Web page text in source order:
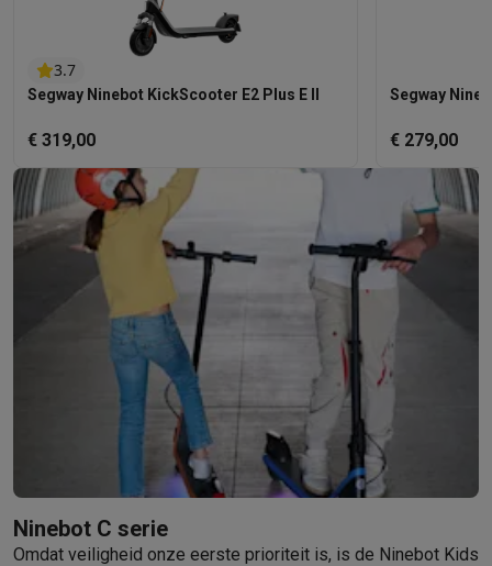
3.7
Segway Ninebot KickScooter E2 Plus E II
€ 319,00
Segway
€ 279,00
Ninebot C serie
Omdat veiligheid onze eerste prioriteit is, is de Ninebot Kids